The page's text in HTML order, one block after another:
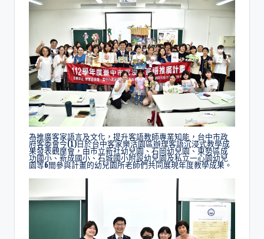
為推廣客家語言及文化，提升客語教師專業知能，台中市政
府客委會今(1)日於台中客家樂活園區辦理客語沉浸式教學成
果發表觀摩會，由市立新社幼兒園、石岡幼兒園、東勢區成
功國小、新成國小、石城國小附設幼兒園及私立一心園幼兒
園等6間參與計畫的幼兒園所老師們共同展現年度教學成果。